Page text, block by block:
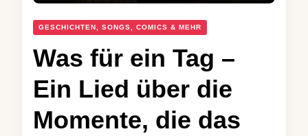
GESCHICHTEN, SONGS, COMICS & MEHR
Was für ein Tag –
Ein Lied über die
Momente, die das